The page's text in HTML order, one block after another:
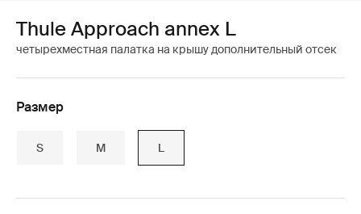
Thule Approach annex L
четырехместная палатка на крышу дополнительный отсек
Размер
S M L